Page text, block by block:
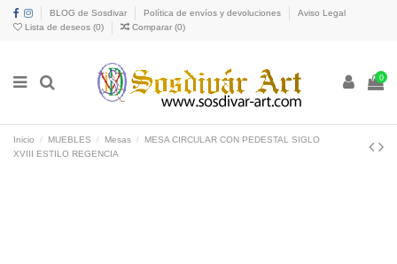
BLOG de Sosdivar Política de envíos y devoluciones
Aviso Legal
Lista de deseos (0) Comparar (0)
0
Inicio MUEBLES Mesas
MESA CIRCULAR CON PEDESTAL SIGLO
XVIII ESTILO REGENCIA